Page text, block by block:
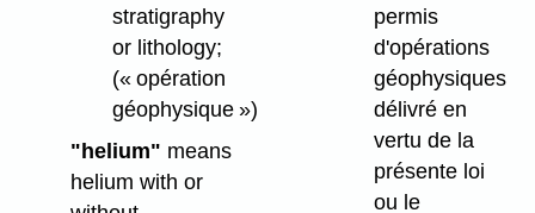
stratigraphy
or lithology;
(« opération
géophysique »)
"helium" means
helium with or
permis
d'opérations
géophysiques
délivré en
vertu de la
présente loi
ou le